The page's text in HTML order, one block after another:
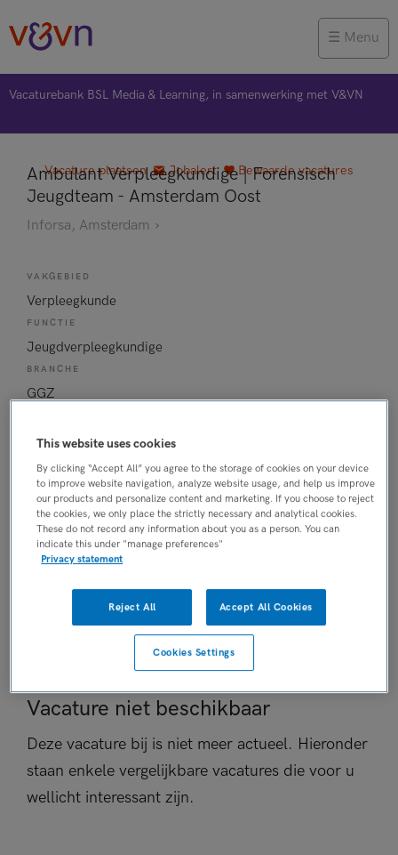
Menu
Vacaturebank BSL Media & Learning, in samenwerking met V&VN
Vacature plaatsen Jobalert Bewaarde vacatures
Ambulant Verpleegkundige | Forensisch
Jeugdteam - Amsterdam Oost
Inforsa, Amsterdam
VAKGEBIED
Verpleegkunde
FUNCTIE
Jeugdverpleegkundige
BRANCHE
GGZ
Tijdelijk dienstverband
8 juni 2026
NIVEAU
Overig
ERVARING
Niet nader bepaald
Vacature niet beschikbaar
Deze vacature bij is niet meer actueel. Hieronder
staan enkele vergelijkbare vacatures die voor u
wellicht interessant zijn.
This website uses cookies
By clicking “Accept All” you agree to the storage of cookies on your device
to improve website navigation, analyze website usage, and help us improve
our products and personalize content and marketing. If you choose to reject
the cookies, we only place the strictly necessary and analytical cookies.
These do not record any information about you as a person. You can
indicate this under "manage preferences"
Privacy statement
Reject All Accept All Cookies
Cookies Settings